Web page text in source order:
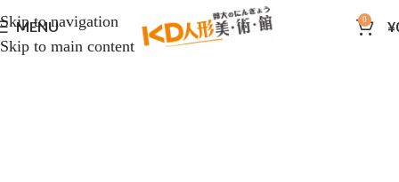
Skip to navigation
Skip to main content
MENU 0 ¥